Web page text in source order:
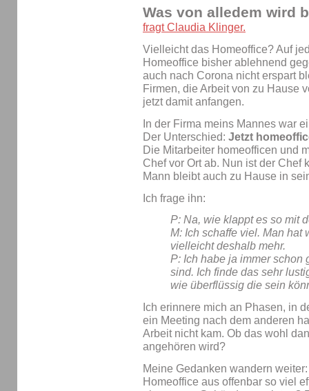
Was von alledem wird
fragt Claudia Klinger.
Vielleicht das Homeoffice? Auf
Homeoffice bisher ablehnend
auch nach Corona nicht erspart
Firmen, die Arbeit von zu Hause
jetzt damit anfangen.
In der Firma meins Mannes war
Der Unterschied: Jetzt
Die Mitarbeiter homeofficen und
Chef vor Ort ab. Nun ist der Chef
Mann bleibt auch zu Hause in
Ich frage ihn:
P: Na, wie klappt es so mit
M: Ich schaffe viel. Man hat
vielleicht deshalb mehr.
P: Ich habe ja immer schon
sind. Ich finde das sehr
wie überflüssig die sein
Ich erinnere mich an Phasen, in
ein Meeting nach dem anderen
Arbeit nicht kam. Ob das wohl
angehören wird?
Meine Gedanken wandern
Homeoffice aus offenbar so viel